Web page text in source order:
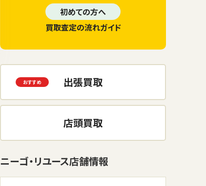
初めての方へ
買取査定の流れガイド
出張買取
店頭買取
ニーゴ・リユース店舗情報